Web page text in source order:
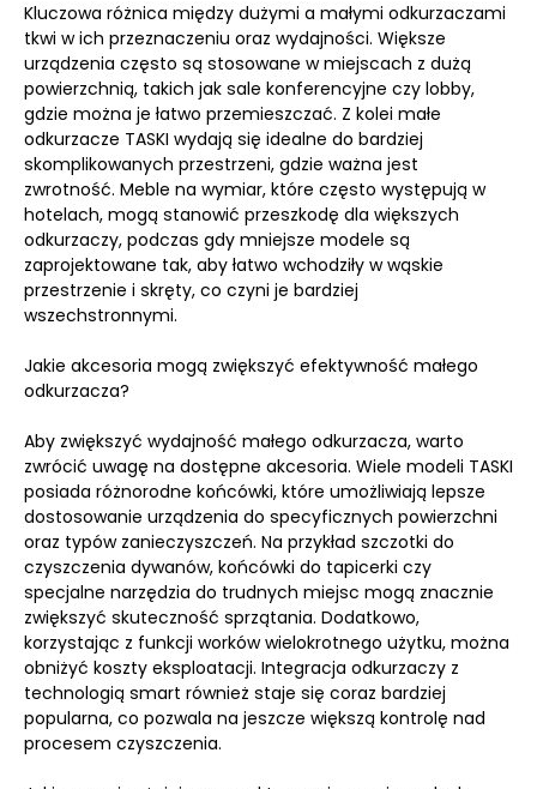
Kluczowa różnica między dużymi a małymi odkurzaczami
tkwi w ich przeznaczeniu oraz wydajności. Większe
urządzenia często są stosowane w miejscach z dużą
powierzchnią, takich jak sale konferencyjne czy lobby,
gdzie można je łatwo przemieszczać. Z kolei małe
odkurzacze TASKI wydają się idealne do bardziej
skomplikowanych przestrzeni, gdzie ważna jest
zwrotność. Meble na wymiar, które często występują w
hotelach, mogą stanowić przeszkodę dla większych
odkurzaczy, podczas gdy mniejsze modele są
zaprojektowane tak, aby łatwo wchodziły w wąskie
przestrzenie i skręty, co czyni je bardziej
wszechstronnymi.
Jakie akcesoria mogą zwiększyć efektywność małego
odkurzacza?
Aby zwiększyć wydajność małego odkurzacza, warto
zwrócić uwagę na dostępne akcesoria. Wiele modeli TASKI
posiada różnorodne końcówki, które umożliwiają lepsze
dostosowanie urządzenia do specyficznych powierzchni
oraz typów zanieczyszczeń. Na przykład szczotki do
czyszczenia dywanów, końcówki do tapicerki czy
specjalne narzędzia do trudnych miejsc mogą znacznie
zwiększyć skuteczność sprzątania. Dodatkowo,
korzystając z funkcji worków wielokrotnego użytku, można
obniżyć koszty eksploatacji. Integracja odkurzaczy z
technologią smart również staje się coraz bardziej
popularna, co pozwala na jeszcze większą kontrolę nad
procesem czyszczenia.